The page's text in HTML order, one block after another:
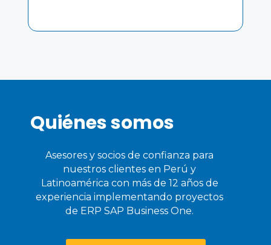
Quiénes somos
Asesores y socios de confianza para
nuestros clientes en Perú y
Latinoamérica con más de 12 años de
experiencia implementando proyectos
de ERP SAP Business One.